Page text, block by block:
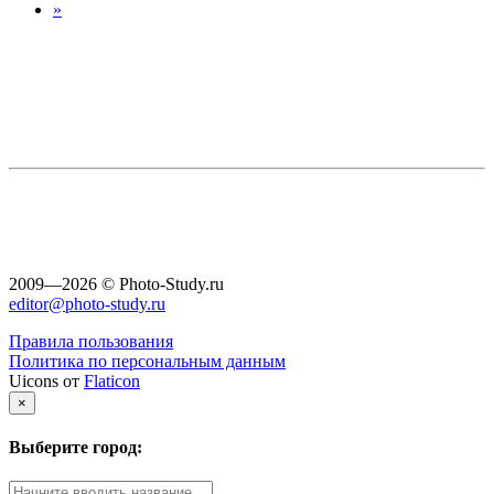
»
2009—2026 © Photo-Study.ru
editor@photo-study.ru
Правила пользования
Политика по персональным данным
Uicons от Flaticon
×
Выберите город: